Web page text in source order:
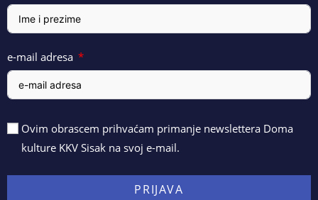
e-mail adresa
Ovim obrascem prihvaćam primanje newslettera Doma
kulture KKV Sisak na svoj e-mail.
PRIJAVA